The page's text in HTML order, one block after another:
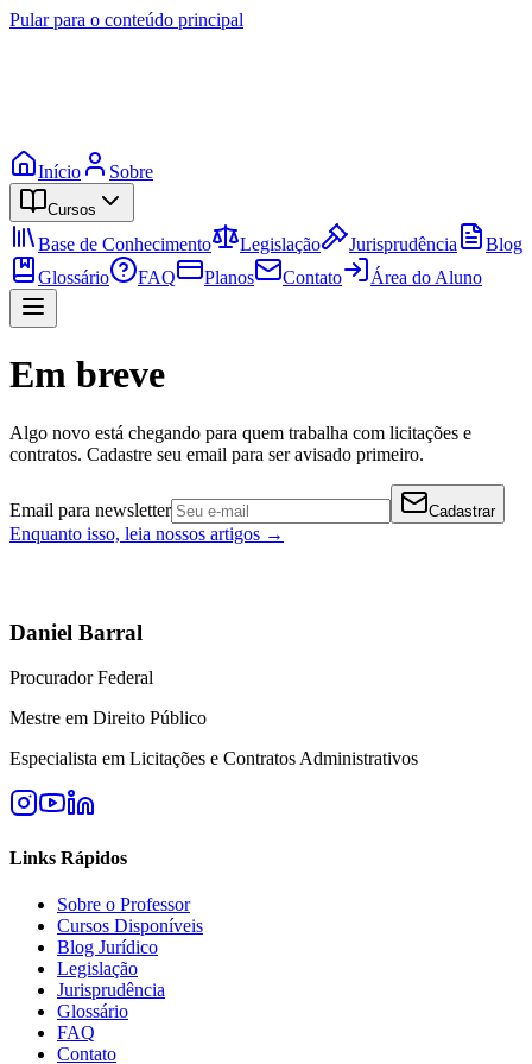
Pular para o conteúdo principal
Início Sobre
Cursos
Base de Conhecimento Legislação Jurisprudência
Blog
Glossário
FAQ Planos Contato Área do Aluno
Em breve
Algo novo está chegando para quem trabalha com licitações e
contratos. Cadastre seu email para ser avisado primeiro.
Email para newsletter Cadastrar
Enquanto isso, leia nossos artigos →
Daniel Barral
Procurador Federal
Mestre em Direito Público
Especialista em Licitações e Contratos Administrativos
Links Rápidos
Sobre o Professor
Cursos Disponíveis
Blog Jurídico
Legislação
Jurisprudência
Glossário
FAQ
Contato